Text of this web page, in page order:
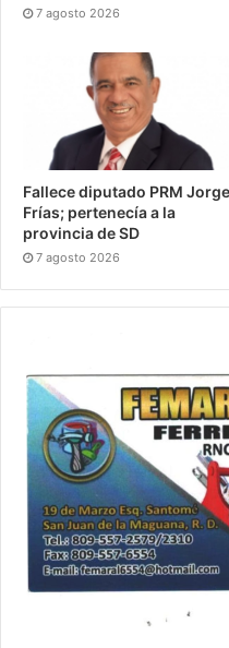
7 agosto 2026
Fallece diputado PRM Jorge
Frías; pertenecía a la
provincia de SD
7 agosto 2026